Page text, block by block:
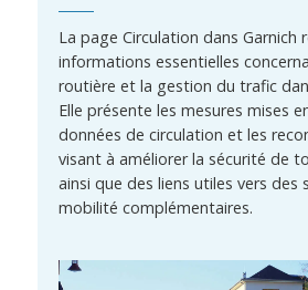
La page Circulation dans Garnich
informations essentielles
routière et la gestion du trafic
Elle présente les mesures mises
données de circulation et les
visant à améliorer la sécurité de
ainsi que des liens utiles vers des
mobilité complémentaires.